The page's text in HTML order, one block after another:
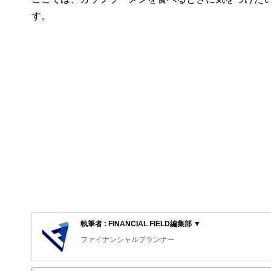
す。
執筆者 : FINANCIAL FIELD編集部 ▼
ファイナンシャルプランナー
FinancialField編集部は、金融、経済に関する記事を、日